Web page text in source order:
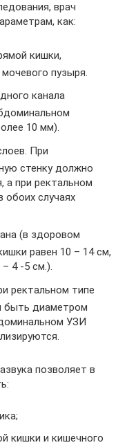
врач
как:
кишки,
пузыря.
канала
10 мм).
При
стенку должно
а при ректальном
обоих случаях
(в здоровом
равен 10 – 14 см,
4 -5 см.).
ректальном типе
быть диаметром
УЗИ
позволяет в
кишки и кишечного